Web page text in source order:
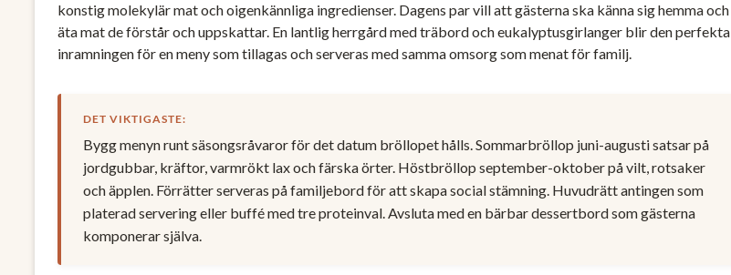
konstig molekylär mat och oigenkännliga ingredienser. Dagens par vill att gästerna ska känna sig hemma och
äta mat de förstår och uppskattar. En lantlig herrgård med träbord och eukalyptusgirlanger blir den perfekta
inramningen för en meny som tillagas och serveras med samma omsorg som menat för familj.
DET VIKTIGASTE:
Bygg menyn runt säsongsråvaror för det datum bröllopet hålls. Sommarbröllop juni-augusti satsar på
jordgubbar, kräftor, varmrökt lax och färska örter. Höstbröllop september-oktober på vilt, rotsaker
och äpplen. Förrätter serveras på familjebord för att skapa social stämning. Huvudrätt antingen som
platerad servering eller buffé med tre proteinval. Avsluta med en bärbar dessertbord som gästerna
komponerar själva.